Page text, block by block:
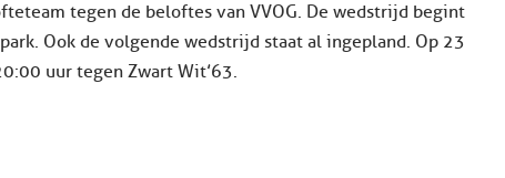
tegen de beloftes van VVOG. De wedstrijd begint
Ook de volgende wedstrijd staat al ingepland. Op 23
uur tegen Zwart Wit’63.